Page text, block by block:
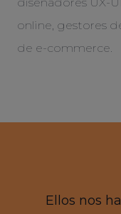
online, gestores
de e-commerce.
Ellos nos